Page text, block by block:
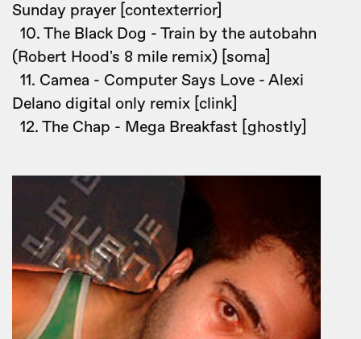
Sunday prayer [contexterrior]
10. The Black Dog - Train by the autobahn
(Robert Hood's 8 mile remix) [soma]
11. Camea - Computer Says Love - Alexi
Delano digital only remix [clink]
12. The Chap - Mega Breakfast [ghostly]